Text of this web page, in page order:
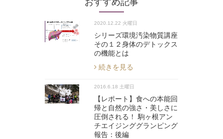
2020.12.22 火曜日
シリーズ環境汚染物質講座
その１２身体のデトックス
の機能とは
続きを見る
2016.6.18 土曜日
【レポート】食への本能回
帰と自然の強さ・美しさに
圧倒される！ 駒ヶ根アン
チエイジンググランピング
報告：後編